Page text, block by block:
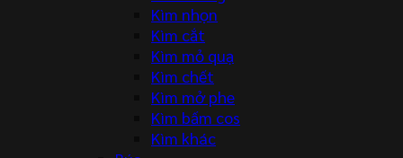
Kìm nhọn
Kìm cắt
Kìm mỏ quạ
Kìm chết
Kìm mở phe
Kìm bấm cos
Kìm khác